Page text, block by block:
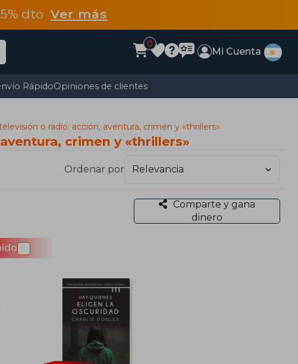
dtoVer más
0
Mi Cuenta
RápidoOpiniones de clientes
o radio: acción, aventura, crimen y «thrillers»
crimen y «thrillers»
Ordenar por
Comparte y gana
dinero